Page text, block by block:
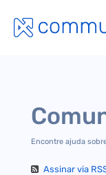
Encontre ajuda
Assinar via